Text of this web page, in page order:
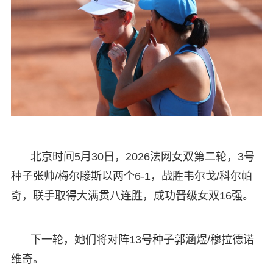
北京时间5月30日，2026法网女双第二轮，3号
种子张帅/梅尔滕斯以两个6-1，战胜韦尔戈/科尔帕
奇，联手取得大满贯八连胜，成功晋级女双16强。
下一轮，她们将对阵13号种子郭涵煜/穆拉德诺
维奇。